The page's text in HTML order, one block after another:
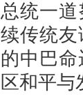
总统一
续传统
的中巴
区和平与